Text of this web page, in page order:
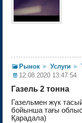
Рынок ► Услуги ►
12.08.2020 13:47:54
Газель 2 тонна
Газельмен жүк
бойынша тағы
Қарадала)